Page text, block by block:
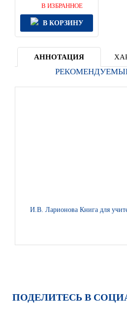
В ИЗБРАННОЕ
В КОРЗИНУ
АННОТАЦИЯ
И.В. Ларионова Книга для
ПОДЕЛИТЕСЬ В